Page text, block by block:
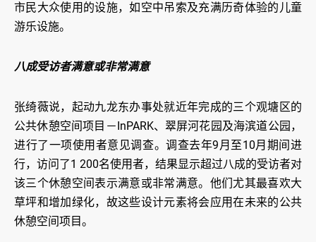
市民大众使用的设施，如空中吊索及充满历奇体验的儿童
游乐设施。
八成受访者满意或非常满意
张绮薇说，起动九龙东办事处就近年完成的三个观塘区的
公共休憩空间项目－InPARK、翠屏河花园及海滨道公园，
进行了一项使用者意见调查。调查去年9月至10月期间进
行，访问了1 200名使用者，结果显示超过八成的受访者对
该三个休憩空间表示满意或非常满意。他们尤其最喜欢大
草坪和增加绿化，故这些设计元素将会应用在未来的公共
休憩空间项目。